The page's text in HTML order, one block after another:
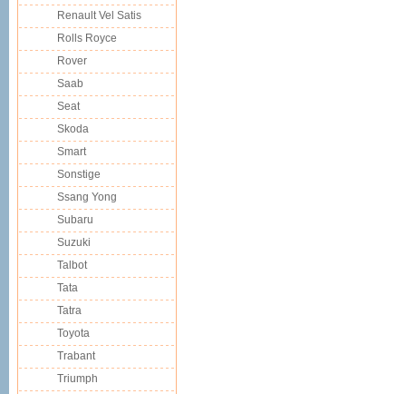
Renault Vel Satis
Rolls Royce
Rover
Saab
Seat
Skoda
Smart
Sonstige
Ssang Yong
Subaru
Suzuki
Talbot
Tata
Tatra
Toyota
Trabant
Triumph